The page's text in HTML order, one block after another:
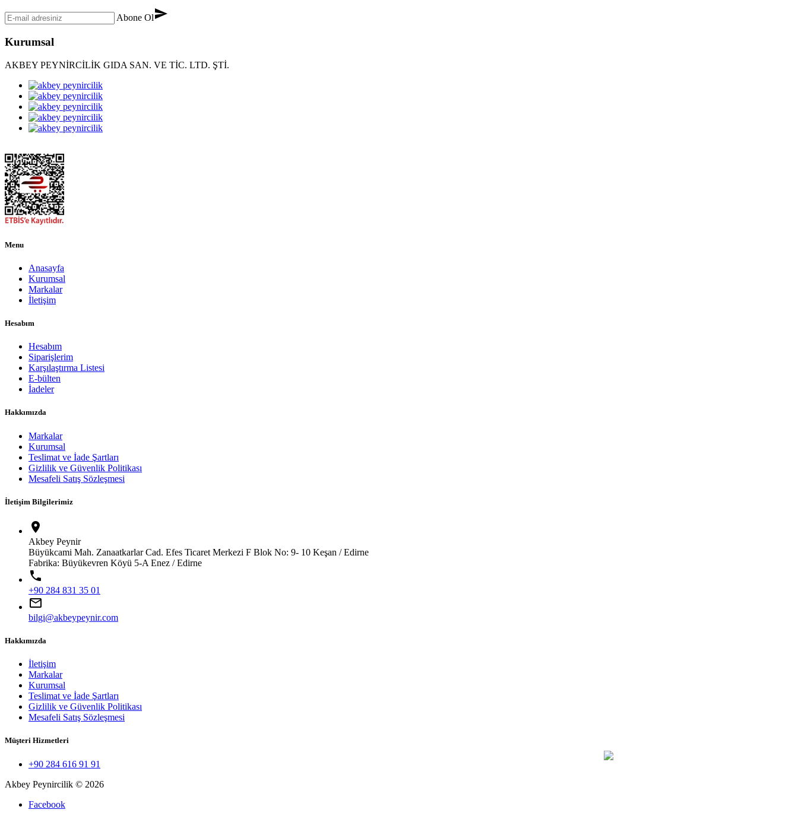
Abone Olsend
Kurumsal
AKBEY PEYNİRCİLİK GIDA SAN. VE TİC. LTD. ŞTİ.
Menu
Anasayfa
Kurumsal
Markalar
İletişim
Hesabım
Hesabım
Siparişlerim
Karşılaştırma Listesi
E-bülten
İadeler
Hakkımızda
Markalar
Kurumsal
Teslimat ve İade Şartları
Gizlilik ve Güvenlik Politikası
Mesafeli Satış Sözleşmesi
İletişim Bilgilerimiz
location_on
Akbey Peynir
Büyükcami Mah. Zanaatkarlar Cad. Efes Ticaret Merkezi F Blok No: 9- 10 Keşan / Edirne
Fabrika: Büyükevren Köyü 5-A Enez / Edirne
local_phone
+90 284 831 35 01
mail_outline
bilgi@akbeypeynir.com
Hakkımızda
İletişim
Markalar
Kurumsal
Teslimat ve İade Şartları
Gizlilik ve Güvenlik Politikası
Mesafeli Satış Sözleşmesi
Müşteri Hizmetleri
+90 284 616 91 91
Akbey Peynircilik © 2026
Facebook